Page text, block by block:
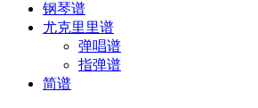
钢琴谱
尤克里里谱
弹唱谱
指弹谱
简谱